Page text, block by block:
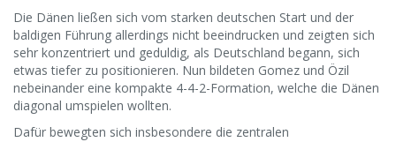
Die Dänen ließen sich vom starken deutschen Start und der
baldigen Führung allerdings nicht beeindrucken und zeigten sich
sehr konzentriert und geduldig, als Deutschland begann, sich
etwas tiefer zu positionieren. Nun bildeten Gomez und Özil
nebeinander eine kompakte 4-4-2-Formation, welche die Dänen
diagonal umspielen wollten.
Dafür bewegten sich insbesondere die zentralen